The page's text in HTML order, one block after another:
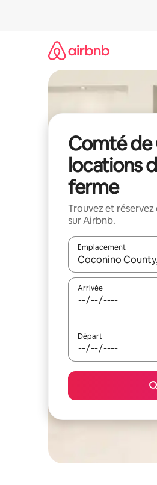
Comté de
locations
ferme
Trouvez et
sur Airbnb.
Emplacement
Quand les résultats
Arrivée
Départ